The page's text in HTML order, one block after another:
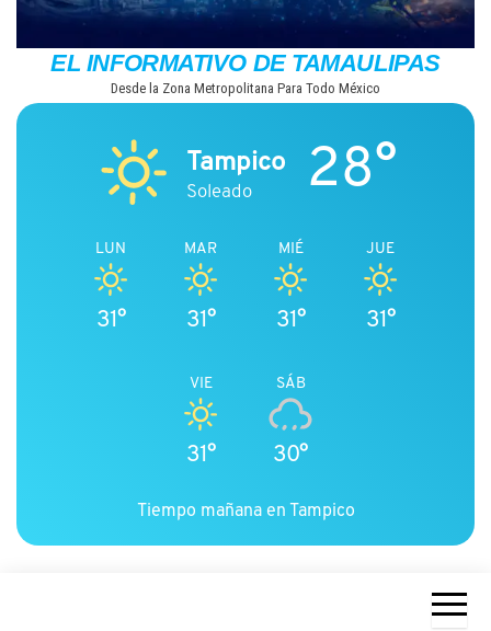
EL INFORMATIVO DE TAMAULIPAS
Desde la Zona Metropolitana Para Todo México
Tampico
Soleado 28°
LUN
31°
MAR
31°
MIÉ
31°
JUE
31°
VIE
31°
SÁB
30°
Tiempo mañana en Tampico